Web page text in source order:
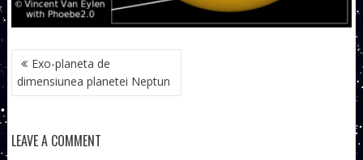
NAVIGARE
ÎN
ARTICOLE
Exo-planeta de
dimensiunea planetei Neptun
LEAVE A COMMENT